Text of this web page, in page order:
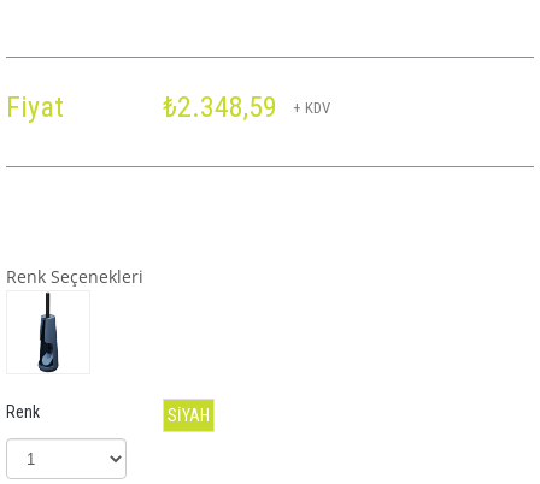
Fiyat ₺2.348,59 + KDV
Renk Seçenekleri
Renk SİYAH